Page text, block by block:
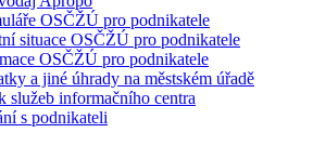
OSČŽÚ pro podnikatele
situace OSČŽÚ pro podnikatele
OSČŽÚ pro podnikatele
a jiné úhrady na městském úřadě
služeb informačního centra
s podnikateli